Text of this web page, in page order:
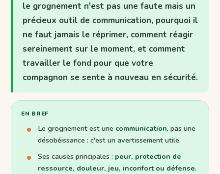
le grognement n'est pas une faute mais un
précieux outil de communication, pourquoi il
ne faut jamais le réprimer, comment réagir
sereinement sur le moment, et comment
travailler le fond pour que votre
compagnon se sente à nouveau en sécurité.
EN BREF
Le grognement est une communication, pas une
désobéissance : c'est un avertissement utile.
Ses causes principales : peur, protection de
ressource, douleur, jeu, inconfort ou défense.